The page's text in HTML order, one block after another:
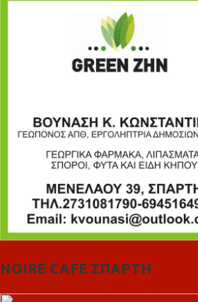
NOIRE CAFE ΣΠΑΡΤΗ